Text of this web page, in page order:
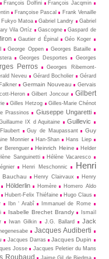
François Dolfini
François Jacqmin
Françoise Pascal
Frank Venaille
Fukyo Matoa Gabriel Landry
Gabriel
Vila Ortíz Gascogne
Gaspard de
Gautier d Épinal Géo Koger
George Oppen
Georges Bataille
Georges Desportes
Georges
Perros
Georges Ribemont-
Neveu Gérard Bocholier
Gérard
Germain Nouveau
Gervais
Heron Gilbert Joncour
Gilbert
Gilles Hetzog
Gilles-Marie Chénot
Prassinos Giuseppe Ungaretti
IX d Aquitaine Guillevic
Guy de Maupassant
Guy
Monnier Han-Shan
Hans Liep
Berenguer Heinrich Heine
Helder
Sanguinetti
Hélène Vacaresco
Henri Meschonnic
Henri
Bauchau Henry Clairvaux
Henry
Hölderlin Homère
Homero Aldo
Hubert-Felix Thiéfaine
Hugo Claus
Ibn ‘ Arabî
Immanuel de Rome
Isabelle Brechet Brandy
Ismaïl
Iwan Gilkin J.G. Ballard
Jack
Jacques Audiberti
Jacques Darras Jacques Dupin
Josse Jacques Peletier du Mans
Roubaud